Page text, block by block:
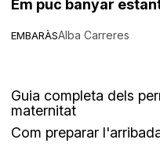
EMBARÀS
Em puc banyar
Alba Carreres
Guia completa dels
maternitat
Com preparar